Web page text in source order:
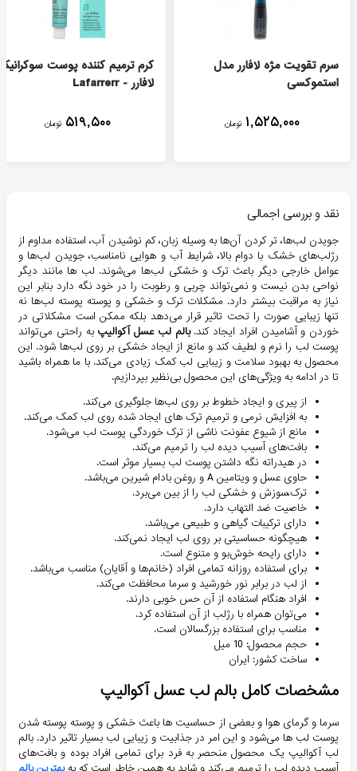
سرم تقویت مژه لافارر مدل
استموکسی
۱,۵۲۵,۰۰۰ تومان
کرم ترمیم کننده پوست سوکرانیکا
لافارر - Lafarrerr
۵۱۹,۵۰۰ تومان
نقد و بررسی اجمالی
جویدن لب‌ها، تر کردن آن‌ها به وسیله زبان، کم نوشیدن آب، استفاده مداوم از
رژ‌لب‌های خشک با دوام بالا، شرایط آب و هوایی نامناسب، جویدن لب‌ها و
عوامل خارجی دیگر باعث ترک و خشکی لب‌ها می‌شوند. لب ها مانند دیگر
نواحی بدن نیست و نمی‌تواند چربی و رطوبت را در خود نگه دارد بنابر این
نیاز به مراقبت بیشتر دارد. مشکلات ترک و خشکی و پوسته پوسته لب‌ها نه
تنها زیبایی صورت را تحت تاثیر قرار می‌دهد بلکه ممکن است مشکلاتی در
خوردن و آشامیدن افراد ایجاد کند.بالم لب عسل آکوالیپ به راحتی می‌تواند
پوست لب را نرم و لطیف کند و مانع از ایجاد خشکی بر روی لب‌ها شود. این
محصول به بهبود سلامت و زیبایی لب کمک زیادی می‌کند. با ما همراه باشید
تا در ادامه به ویژگی‌های این محصول بی‌نظیر بپردازیم.
از پیری و ایجاد خطوط بر روی لب‌ها جلوگیری می‌کند.
به افزایش نرمی و ترمیم ترک های ایجاد شده روی لب کمک می‌کند.
مانع از شیوع عفونت ناشی از ترک خوردگی پوست لب می‌شود.
بافت‌های آسیب دیده لب را ترمیم می‌کند.
در هیدراته نگه داشتن پوست لب بسیار موثر است.
حاوی عسل و ویتامین A و روغن بادام شیرین می‌باشد.
ترک،سوزش و خشکی لب را از بین می‌برد.
خاصیت ضد التهاب دارد.
دارای ترکیبات گیاهی و طبیعی می‌باشد.
هیچگونه حساسیتی بر روی لب ایجاد نمی‌کند.
دارای رایحه خوش‌بو و متنوع است.
برای استفاده روزانه تمامی افراد (خانم‌ها و آقایان) مناسب می‌باشد.
از لب در برابر نور خورشید و سرما محافظت می‌کند.
افراد هنگام استفاده از آن حس خوبی دارند.
می‌توان همراه با رژلب از آن استفاده کرد.
مناسب برای استفاده بزرگسالان است.
حجم محصول: 10 میل
ساخت کشور: ایران
مشخصات کامل بالم لب عسل آکوالیپ
سرما و گرمای هوا و بعضی از حساسیت ها باعث خشکی و پوسته پوسته شدن
پوست لب ها می‌شود و این امر در جذابیت و زیبایی لب بسیار تاثیر دارد. بالم
لب آکوالیپ یک محصول منحصر به فرد برای تمامی افراد بوده و بافت‌های